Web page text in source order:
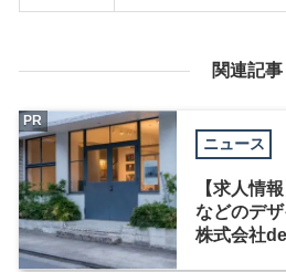
関連記事
ニュース
【求人情
などのデ
株式会社
PR